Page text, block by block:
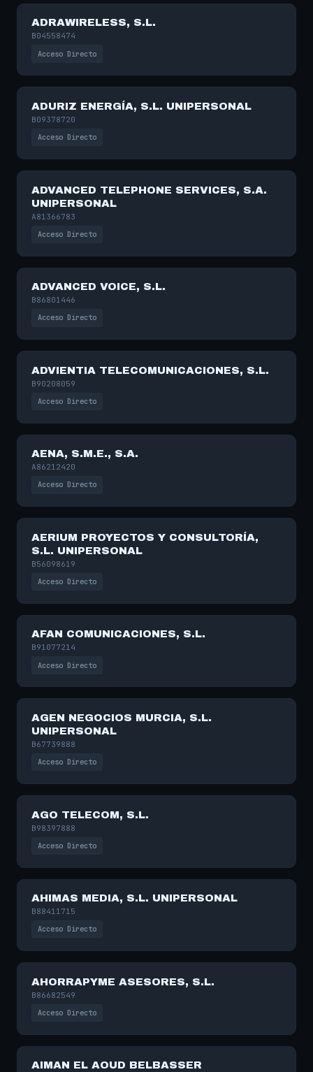
ADRAWIRELESS, S.L.
B04558474
Acceso Directo
ADURIZ ENERGÍA, S.L. UNIPERSONAL
B09378720
Acceso Directo
ADVANCED TELEPHONE SERVICES, S.A.
UNIPERSONAL
A81366783
Acceso Directo
ADVANCED VOICE, S.L.
B86801446
Acceso Directo
ADVIENTIA TELECOMUNICACIONES, S.L.
B90208059
Acceso Directo
AENA, S.M.E., S.A.
A86212420
Acceso Directo
AERIUM PROYECTOS Y CONSULTORÍA,
S.L. UNIPERSONAL
B56098619
Acceso Directo
AFAN COMUNICACIONES, S.L.
B91077214
Acceso Directo
AGEN NEGOCIOS MURCIA, S.L.
UNIPERSONAL
B67739888
Acceso Directo
AGO TELECOM, S.L.
B98397888
Acceso Directo
AHIMAS MEDIA, S.L. UNIPERSONAL
B88411715
Acceso Directo
AHORRAPYME ASESORES, S.L.
B86682549
Acceso Directo
AIMAN EL AOUD BELBASSER